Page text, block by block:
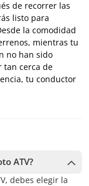
de recorrer las
listo para
la comodidad
mientras tu
no han sido
tan cerca de
tu conductor
ATV?
debes elegir la